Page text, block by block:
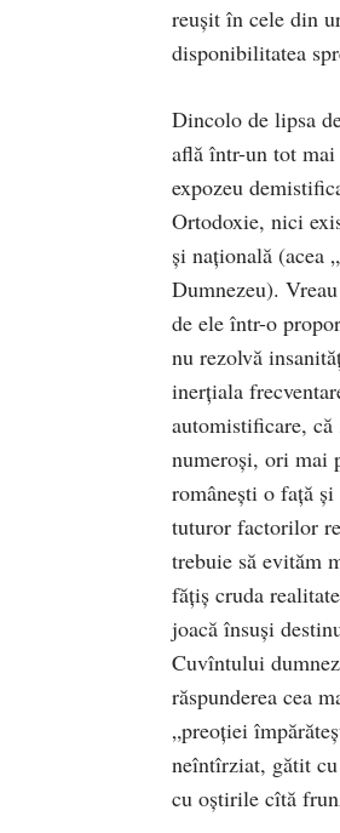
reuşit în cele din
disponibilitatea
Dincolo de lipsa
află într-un tot
expozeu
Ortodoxie, nici
şi naţională (acea
Dumnezeu).
de ele într-o
nu rezolvă
inerţiala
automistificare,
numeroşi, ori mai
româneşti o faţă
tuturor factorilor
trebuie să evităm
făţiş cruda
joacă însuşi
Cuvîntului
răspunderea cea
„preoţiei
neîntîrziat, gătit
cu oştirile cîtă